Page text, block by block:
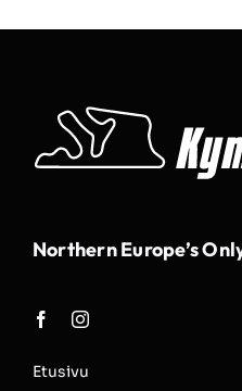
Northern Europe’s
Etusivu